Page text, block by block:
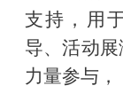
支持，用
导、活动
力量参与，